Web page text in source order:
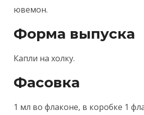
ювемон.
Форма выпуска
Капли на холку.
Фасовка
1 мл во флаконе, в коробке 1